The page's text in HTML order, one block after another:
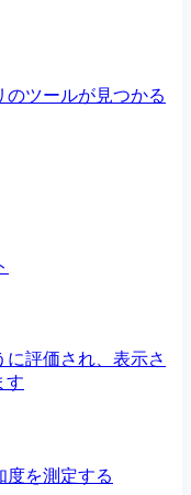
ツールが見つかる
評価され、表示さ
す
度を測定する